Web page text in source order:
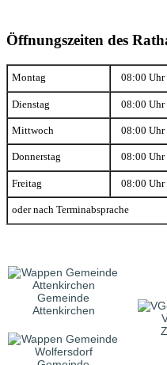
Öffnungszeiten des
Montag 08:00 Uhr
Dienstag 08:00 Uhr
Mittwoch 08:00 Uhr
Donnerstag 08:00 Uhr
Freitag 08:00 Uhr
oder nach Terminabsprache
Gemeinde
Attenkirchen